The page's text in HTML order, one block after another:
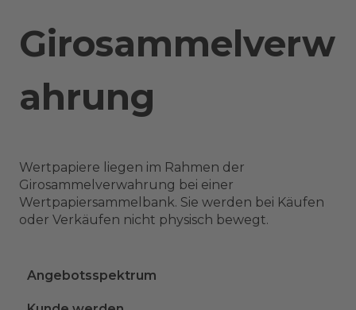
Girosammelverw
ahrung
Wertpapiere liegen im Rahmen der
Girosammelverwahrung bei einer
Wertpapiersammelbank. Sie werden bei Käufen
oder Verkäufen nicht physisch bewegt.
Angebotsspektrum